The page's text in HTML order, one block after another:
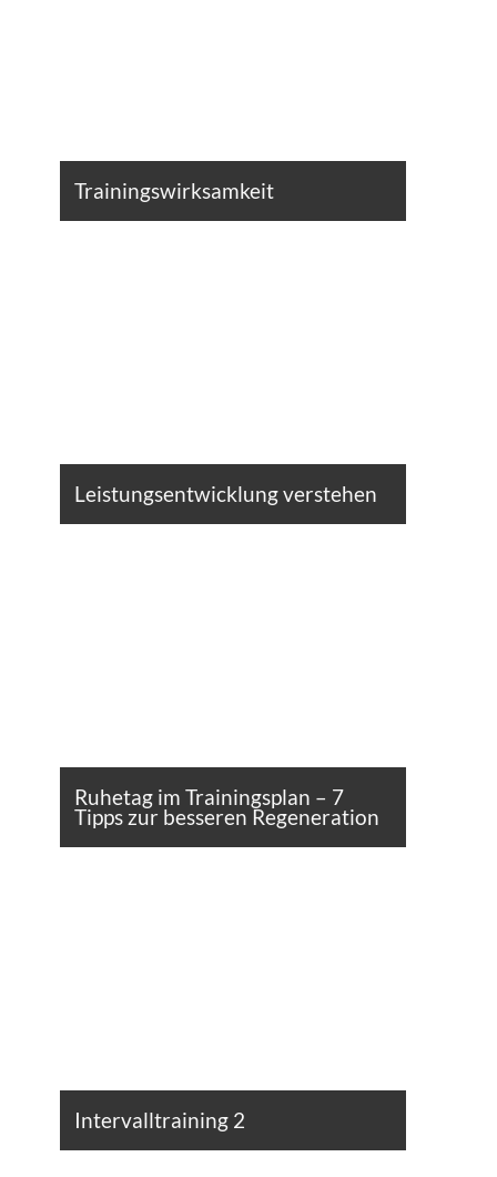
Trainingswirksamkeit
Leistungsentwicklung verstehen
Ruhetag im Trainingsplan – 7
Tipps zur besseren Regeneration
Intervalltraining 2